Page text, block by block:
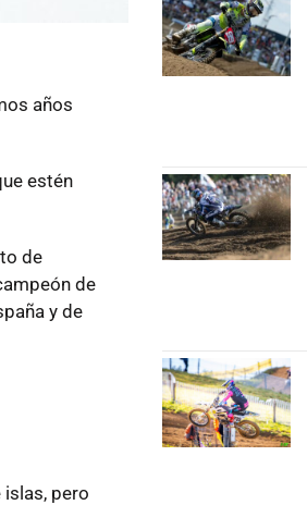
años
estén
de
de
y de
pero